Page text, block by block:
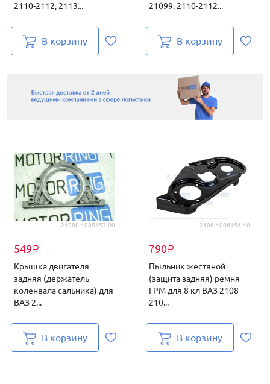
2110-2112, 2113...
В корзину
21099, 2110-2112...
В корзину
21080-1005153-00
549₽
Крышка двигателя
задняя (держатель
коленвала сальника) для
ВАЗ 2...
В корзину
2108-1006151-10
790₽
Пыльник жестяной
(защита задняя) ремня
ГРМ для 8 кл ВАЗ 2108-
210...
В корзину